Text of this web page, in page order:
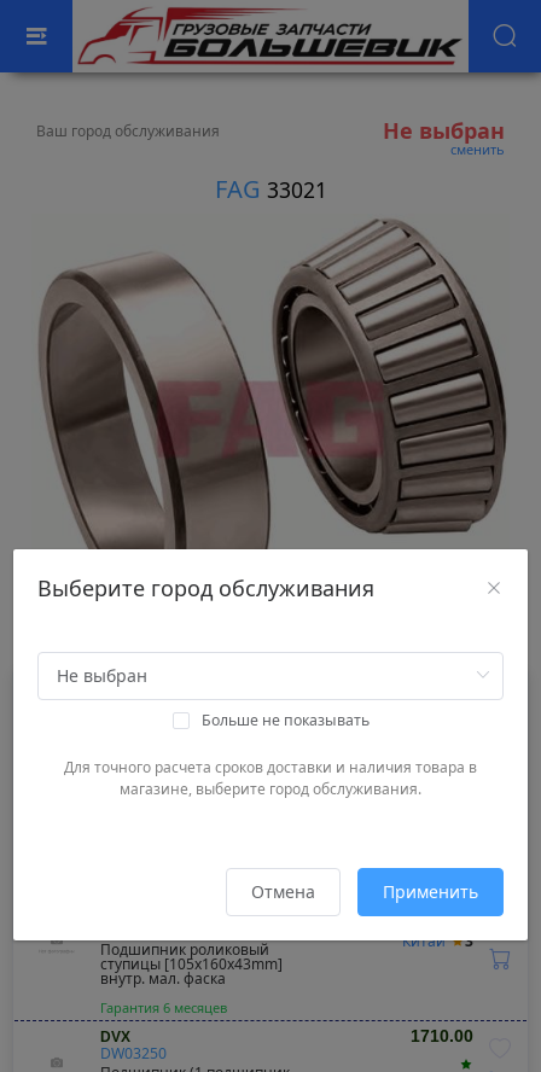
Ваш город обслуживания Не выбран
сменить
Выберите город обслуживания
Больше не показывать
Для точного расчета сроков доставки и наличия товара в
магазине, выберите город обслуживания.
Отмена Применить
FAG 33021
Результаты поиска
TOPCOVER
T19511005
Подшипник ступицы
Гарантия 6 месяцев
1640.00
Подшипник роликовый
ступицы [105x160x43mm]
внутр. мал. фаска
1660.00
Китай 3
Гарантия 6 месяцев
DVX
DW03250
1710.00